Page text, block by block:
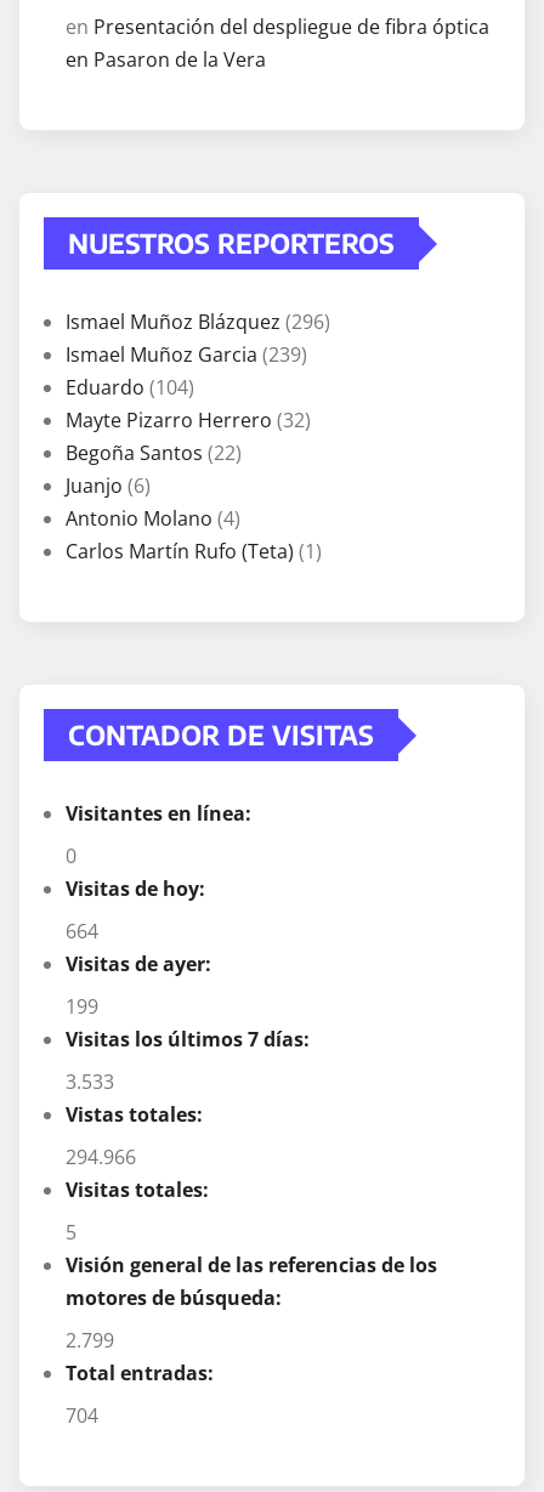
en Presentación del despliegue de fibra óptica
en Pasaron de la Vera
NUESTROS REPORTEROS
Ismael Muñoz Blázquez (296)
Ismael Muñoz Garcia (239)
Eduardo (104)
Mayte Pizarro Herrero (32)
Begoña Santos (22)
Juanjo (6)
Antonio Molano (4)
Carlos Martín Rufo (Teta) (1)
CONTADOR DE VISITAS
Visitantes en línea:
0
Visitas de hoy:
664
Visitas de ayer:
199
Visitas los últimos 7 días:
3.533
Vistas totales:
294.966
Visitas totales:
5
Visión general de las referencias de los
motores de búsqueda:
2.799
Total entradas:
704